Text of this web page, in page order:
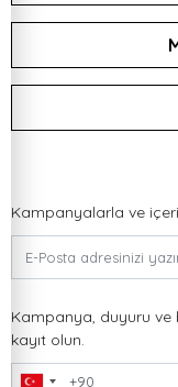
Kampanyalarla ve
Kampanya, duyuru
kayıt olun.